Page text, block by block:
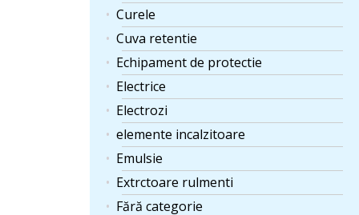
Curele
Cuva retentie
Echipament de protectie
Electrice
Electrozi
elemente incalzitoare
Emulsie
Extrctoare rulmenti
Fără categorie